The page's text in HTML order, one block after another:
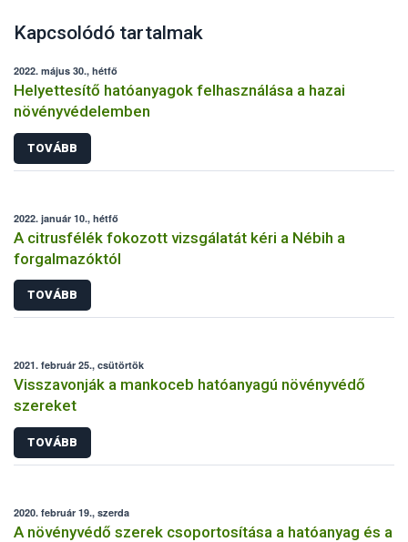
Kapcsolódó tartalmak
2022. május 30., hétfő
Helyettesítő hatóanyagok felhasználása a hazai
növényvédelemben
TOVÁBB
2022. január 10., hétfő
A citrusfélék fokozott vizsgálatát kéri a Nébih a
forgalmazóktól
TOVÁBB
2021. február 25., csütörtök
Visszavonják a mankoceb hatóanyagú növényvédő
szereket
TOVÁBB
2020. február 19., szerda
A növényvédő szerek csoportosítása a hatóanyag és a